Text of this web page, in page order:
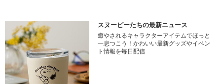
スヌーピーたちの最新ニュース
癒やされるキャラクターアイテムでほっと
一息つこう！かわいい最新グッズやイベン
ト情報を毎日配信